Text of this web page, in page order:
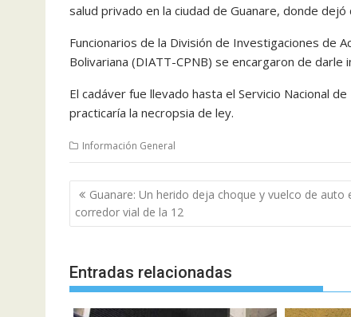
salud privado en la ciudad de Guanare, donde
Funcionarios de la División de Investigaciones de
Bolivariana (DIATT-CPNB) se encargaron de darle
El cadáver fue llevado hasta el Servicio Nacional
practicaría la necropsia de ley.
Información General
Navegación
de
entradas
Guanare: Un herido deja choque y vuelco de auto
corredor vial de la 12
Entradas relacionadas